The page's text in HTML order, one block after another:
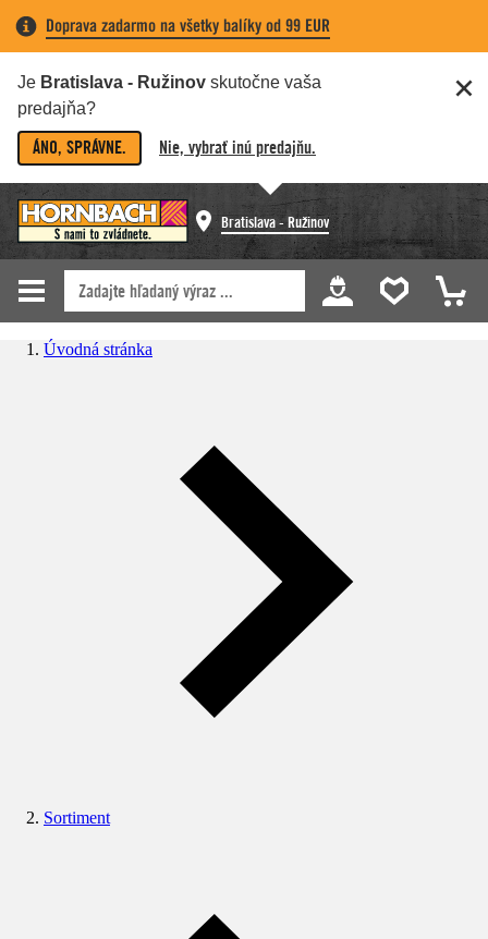
Doprava zadarmo na všetky balíky od 99 EUR
Je Bratislava - Ružinov skutočne vaša
predajňa?
ÁNO, SPRÁVNE. Nie, vybrať inú predajňu.
Bratislava - Ružinov
Úvodná stránka
Sortiment